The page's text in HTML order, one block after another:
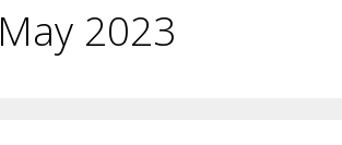
May 2023